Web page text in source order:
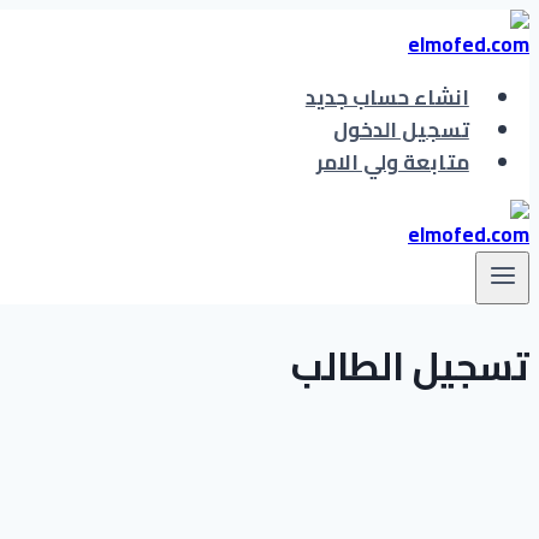
التجاوز
إلى
المحتوىانشاء حساب جديد
تسجيل الدخول
متابعة ولي الامر
تسجيل الطالب